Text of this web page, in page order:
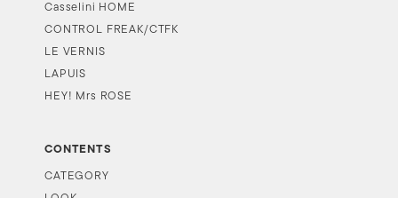
Casselini HOME
CONTROL FREAK/CTFK
LE VERNIS
LAPUIS
HEY! Mrs ROSE
CONTENTS
CATEGORY